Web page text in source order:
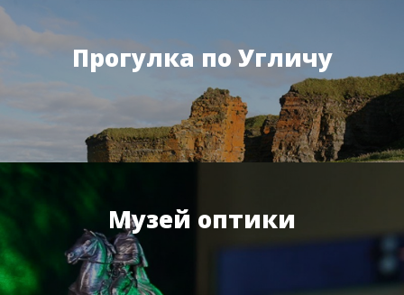
Прогулка по Угличу
Музей оптики